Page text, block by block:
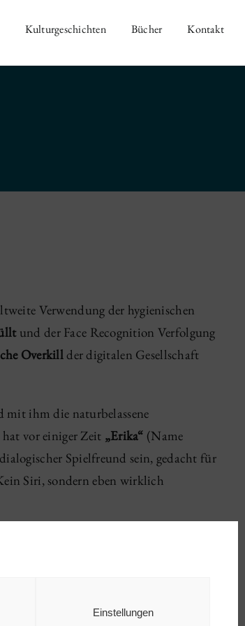
Einstellungen
Kulturgeschichten Bücher Kontakt
Verwendung der hygienischen
und der Face Recognition Verfolgung
Overkillder digitalen Gesellschaft
ihm die naturbelassene
vor einiger Zeit „Erika“ (Name
Spielfreund sein, gedacht für
Siri, sondern eben wirklich